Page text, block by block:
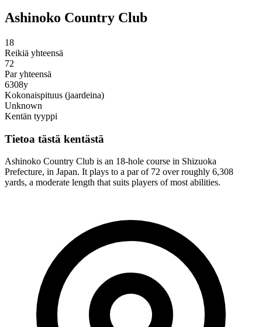
Ashinoko Country Club
18
Reikiä yhteensä
72
Par yhteensä
6308y
Kokonaispituus (jaardeina)
Unknown
Kentän tyyppi
Tietoa tästä kentästä
Ashinoko Country Club is an 18-hole course in Shizuoka
Prefecture, in Japan. It plays to a par of 72 over roughly 6,308
yards, a moderate length that suits players of most abilities.